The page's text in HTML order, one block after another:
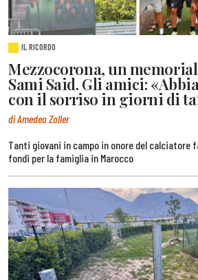
IL RICORDO
Mezzocorona, un
Sami Said. Gli amici:
con il sorriso in giorni di
di Amedeo Zoller
Tanti giovani in campo in onore del calciatore
fondi per la famiglia in Marocco